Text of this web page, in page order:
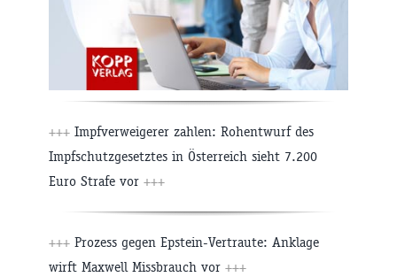
+++ Impfverweigerer zahlen: Rohentwurf des
Impfschutzgesetztes in Österreich sieht 7.200
Euro Strafe vor +++
+++ Prozess gegen Epstein-Vertraute: Anklage
wirft Maxwell Missbrauch vor +++